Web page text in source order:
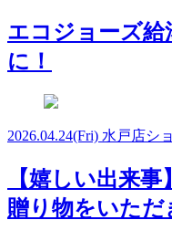
エコジョーズ給
に！
2026.04.24(Fri) 水戸店シ
【嬉しい出来
贈り物をいただ